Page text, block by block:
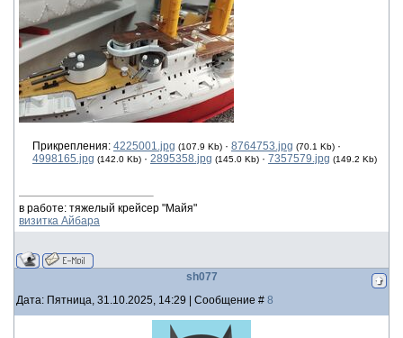
Прикрепления: 4225001.jpg (107.9 Kb) · 8764753.jpg (70.1 Kb) ·
4998165.jpg (142.0 Kb) · 2895358.jpg (145.0 Kb) · 7357579.jpg (149.2 Kb)
в работе: тяжелый крейсер "Майя"
визитка Айбара
sh077
Дата: Пятница, 31.10.2025, 14:29 | Сообщение # 8